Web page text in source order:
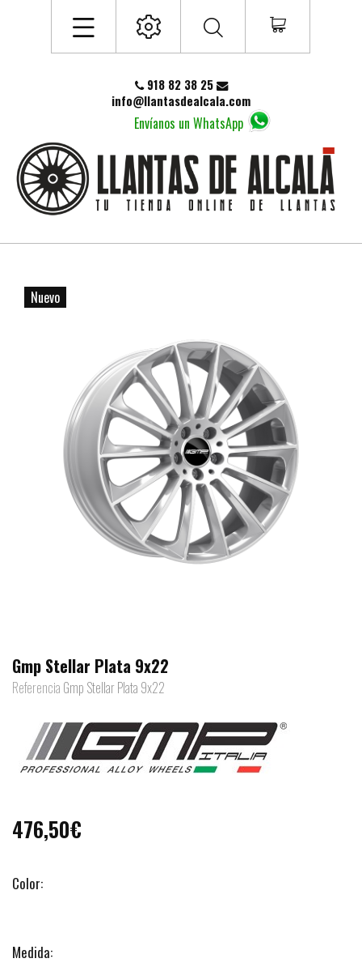
Envíanos un WhatsApp
918 82 38 25
info@llantasdealcala.com
Nuevo
Gmp Stellar Plata 9x22
Referencia Gmp Stellar Plata 9x22
476,50€
Color:
Medida: